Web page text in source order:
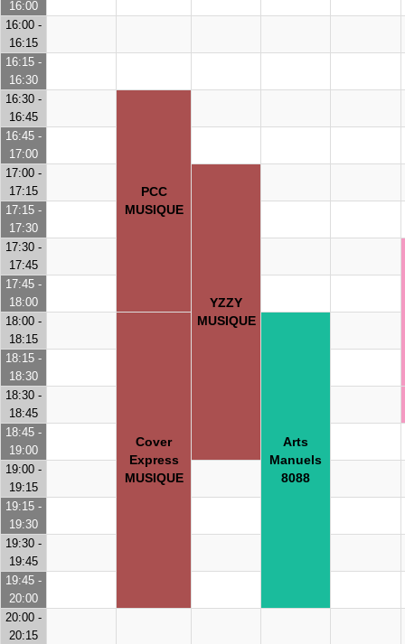
16:00
16:00 -
16:15
16:15 -
16:30
16:30 -
16:45
PCC
MUSIQUE
16:45 -
17:00
17:00 -
17:15
YZZY
MUSIQUE
17:15 -
17:30
17:30 -
17:45
17:45 -
18:00
18:00 -
18:15
Cover
Express
MUSIQUE
Arts
Manuels
8088
18:15 -
18:30
18:30 -
18:45
18:45 -
19:00
19:00 -
19:15
19:15 -
19:30
19:30 -
19:45
19:45 -
20:00
20:00 -
20:15